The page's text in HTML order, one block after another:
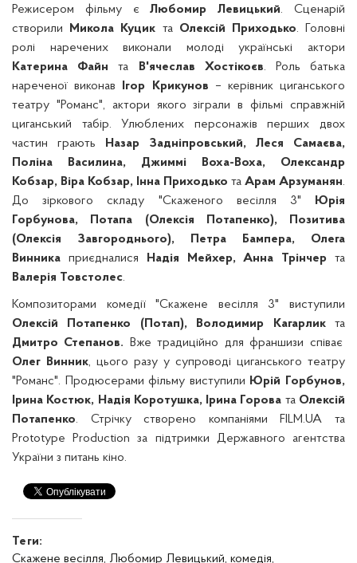
Режисером фільму єЛюбомир Левицький. Сценарій
створили
Микола Куцик та Олексій Приходько. Головні
ролі наречених виконали молоді українські актори
Катерина Файн та В'ячеслав Хостікоєв. Роль батька
нареченої виконав
Ігор Крикунов – керівник циганського
театру "Романс", актори якого зіграли в фільмі справжній
циганський табір. Улюблених персонажів перших двох
частин грають
Назар Задніпровський, Леся Самаєва,
Поліна Василина, Джиммі Воха-Воха, Олександр
Кобзар, Віра Кобзар, Інна Приходько та Арам Арзуманян.
До зіркового складу "Скаженого весілля 3"
Юрія
Горбунова, Потапа (Олексія Потапенко), Позитива
(Олексія Завгороднього), Петра Бампера, Олега
Винника приєдналися Надія Мейхер, Анна Трінчерта
Валерія Товстолес.
Композиторами комедії "Скажене весілля 3" виступили
Олексій Потапенко (Потап), Володимир Кагарлик та
Дмитро Степанов.
Вже традиційно для франшизи співає
Олег Винник, цього разу у супроводі циганського театру
"Романс". Продюсерами фільму виступили Юрій Горбунов,
Ірина Костюк, Надія Коротушка,
Ірина Горова та Олексій
Потапенко. Стрічку створено компаніями FILM.UA та
Prototype Production за підтримки Державного агентства
України з питань кіно.
Теги:
Скажене весілля, Любомир Левицький, комедія,